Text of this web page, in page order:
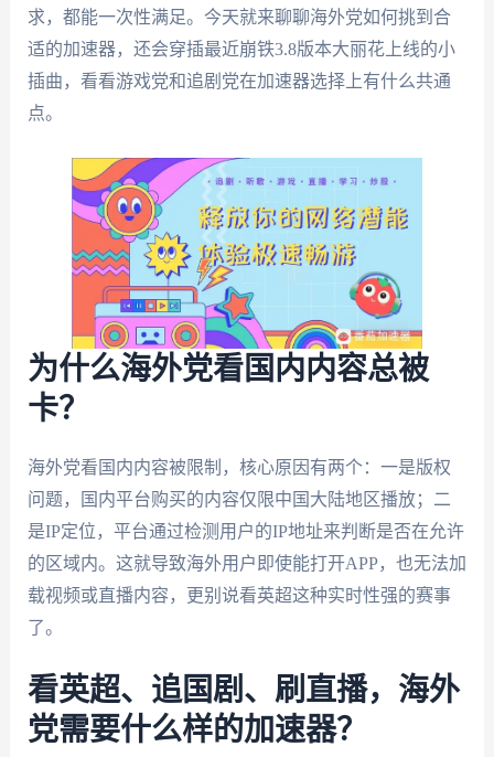
求，都能一次性满足。今天就来聊聊海外党如何挑到合
适的加速器，还会穿插最近崩铁3.8版本大丽花上线的小
插曲，看看游戏党和追剧党在加速器选择上有什么共通
点。
为什么海外党看国内内容总被
卡？
海外党看国内内容被限制，核心原因有两个：一是版权
问题，国内平台购买的内容仅限中国大陆地区播放；二
是IP定位，平台通过检测用户的IP地址来判断是否在允许
的区域内。这就导致海外用户即使能打开APP，也无法加
载视频或直播内容，更别说看英超这种实时性强的赛事
了。
看英超、追国剧、刷直播，海外
党需要什么样的加速器？